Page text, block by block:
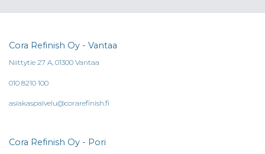
Cora Refinish Oy - Vantaa
Niittytie 27 A, 01300 Vantaa
010 8210 100
asiakaspalvelu@corarefinish.fi
Cora Refinish Oy - Pori